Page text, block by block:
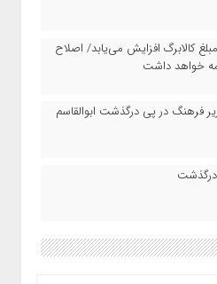
کالابرگ افزایش می‌یابد/ اصلاح
خواهد داشت
فرهنگ در پی درگذشت ابوالقاسم